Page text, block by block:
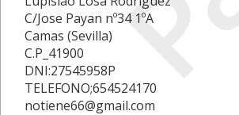
C/Jose Payan nº34 1ºA
Camas (Sevilla)
C.P_41900
DNI:27545958P
TELEFONO;654524170
notiene66@gmail.com